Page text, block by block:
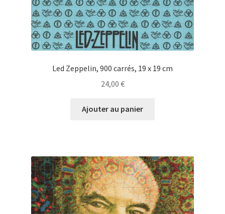
Led Zeppelin, 900 carrés, 19 x 19 cm
24,00 €
Ajouter au panier